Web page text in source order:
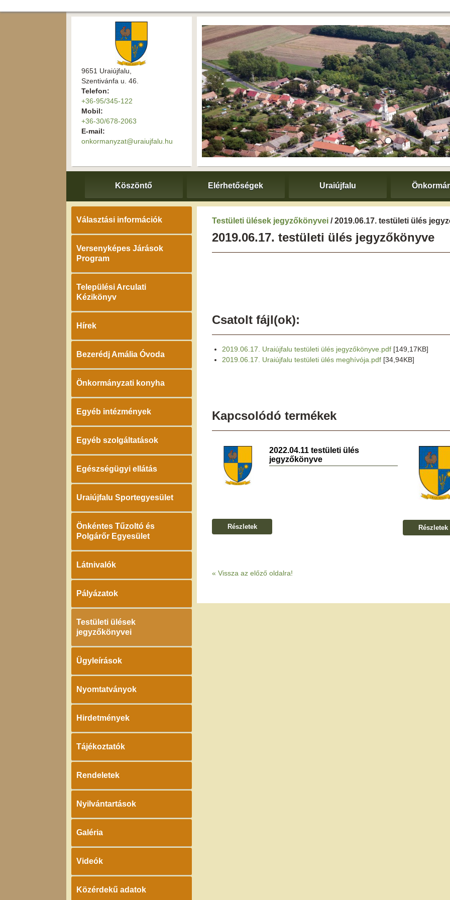
9651 Uraiújfalu,
Szentivánfa u. 46.
Telefon:
+36-95/345-122
Mobil:
+36-30/678-2063
E-mail:
onkormanyzat@uraiujfalu.hu
Köszöntő Elérhetőségek Uraiújfalu
Választási információk
Versenyképes Járások
Program
Települési Arculati
Kézikönyv
Hírek
Bezerédj Amália Óvoda
Önkormányzati konyha
Egyéb intézmények
Egyéb szolgáltatások
Egészségügyi ellátás
Uraiújfalu Sportegyesület
Önkéntes Tűzoltó és
Polgárőr Egyesület
Látnivalók
Pályázatok
Testületi ülések
jegyzőkönyvei
Ügyleírások
Nyomtatványok
Hirdetmények
Tájékoztatók
Rendeletek
Nyilvántartások
Galéria
Videók
Közérdekű adatok
Testületi ülések jegyzőkönyvei / 2019.06.17. testületi ülés
2019.06.17. testületi ülés jegyzőkönyve
Csatolt fájl(ok):
2019.06.17. Uraiújfalu testületi ülés jegyzőkönyve.pdf [149,17KB]
2019.06.17. Uraiújfalu testületi ülés meghívója.pdf [34,94KB]
Kapcsolódó termékek
2022.04.11 testületi ülés
jegyzőkönyve
Részletek Részletek
« Vissza az előző oldalra!